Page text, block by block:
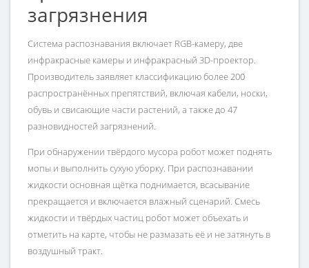
загрязнения
Система распознавания включает RGB-камеру, две
инфракрасные камеры и инфракрасный 3D-проектор.
Производитель заявляет классификацию более 200
распространённых препятствий, включая кабели, носки,
обувь и свисающие части растений, а также до 47
разновидностей загрязнений.
При обнаружении твёрдого мусора робот может поднять
мопы и выполнить сухую уборку. При распознавании
жидкости основная щётка поднимается, всасывание
прекращается и включается влажный сценарий. Смесь
жидкости и твёрдых частиц робот может объехать и
отметить на карте, чтобы не размазать её и не затянуть в
воздушный тракт.